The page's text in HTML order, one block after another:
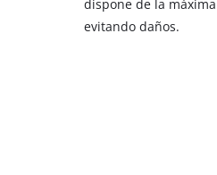
dispone de la
evitando daños.